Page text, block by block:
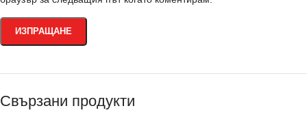
Свързани продукти